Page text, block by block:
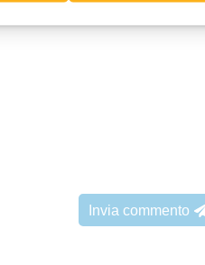
Invia commento